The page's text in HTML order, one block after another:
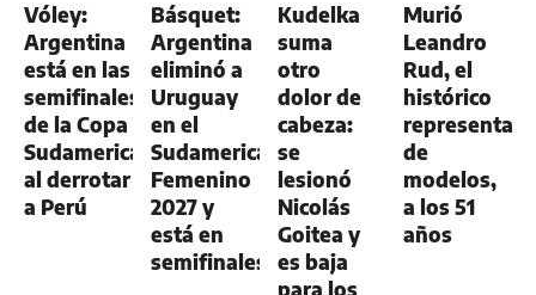
Vóley:
Argentina
está en las
semifinales
de la Copa
Sudamericana
al derrotar
a Perú
Básquet:
Argentina
eliminó a
Uruguay
en el
Sudamericano
Femenino
2027 y
está en
semifinales
Kudelka
suma
otro
dolor de
cabeza:
se
lesionó
Nicolás
Goitea y
es baja
para los
Murió
Leandro
Rud, el
histórico
de
modelos,
a los 51
años